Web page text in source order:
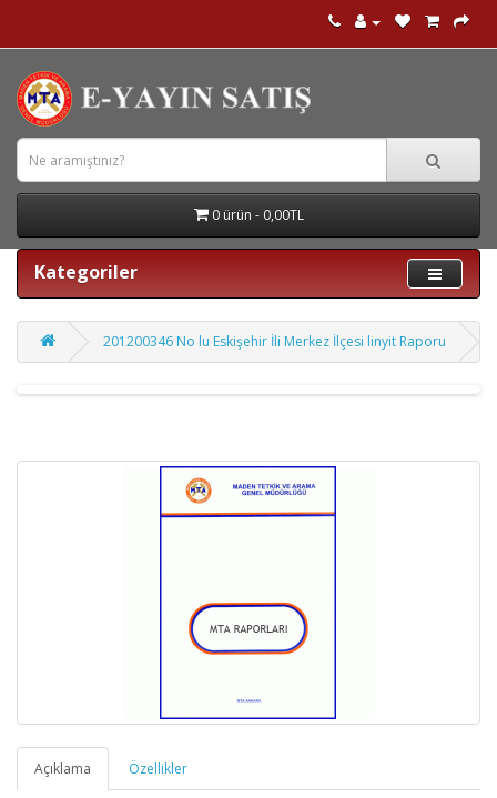
0 ürün - 0,00TL
Kategoriler
201200346 No lu Eskişehir İli Merkez İlçesi linyit Raporu
Açıklama Özellikler